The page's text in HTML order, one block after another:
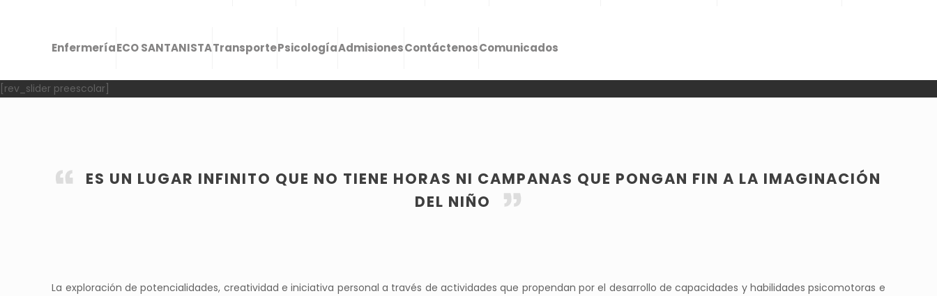
EnfermeríaECO SANTANISTATransportePsicologíaAdmisionesContáctenosComunicados
[rev_slider preescolar]
ES UN LUGAR INFINITO QUE NO TIENE HORAS NI CAMPANAS QUE PONGAN FIN A LA IMAGINACIÓN
DEL NIÑO
La exploración de potencialidades, creatividad e iniciativa personal a través de actividades que propendan por el desarrollo de capacidades y habilidades psicomotoras e